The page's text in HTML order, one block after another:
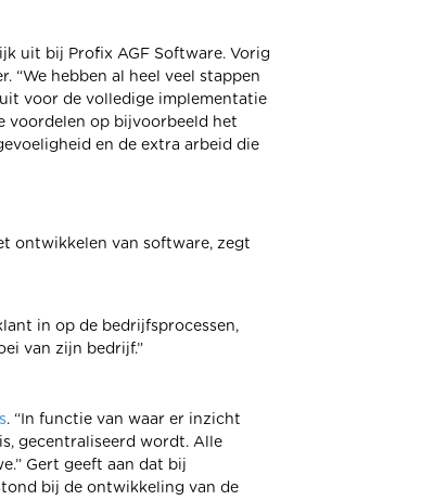
uit bij Profix AGF Software. Vorig
“We hebben al heel veel stappen
voor de volledige implementatie
voordelen op bijvoorbeeld het
en de extra arbeid die
ontwikkelen van software, zegt
in op de bedrijfsprocessen,
van zijn bedrijf.”
. “In functie van waar er inzicht
gecentraliseerd wordt. Alle
Gert geeft aan dat bij
bij de ontwikkeling van de